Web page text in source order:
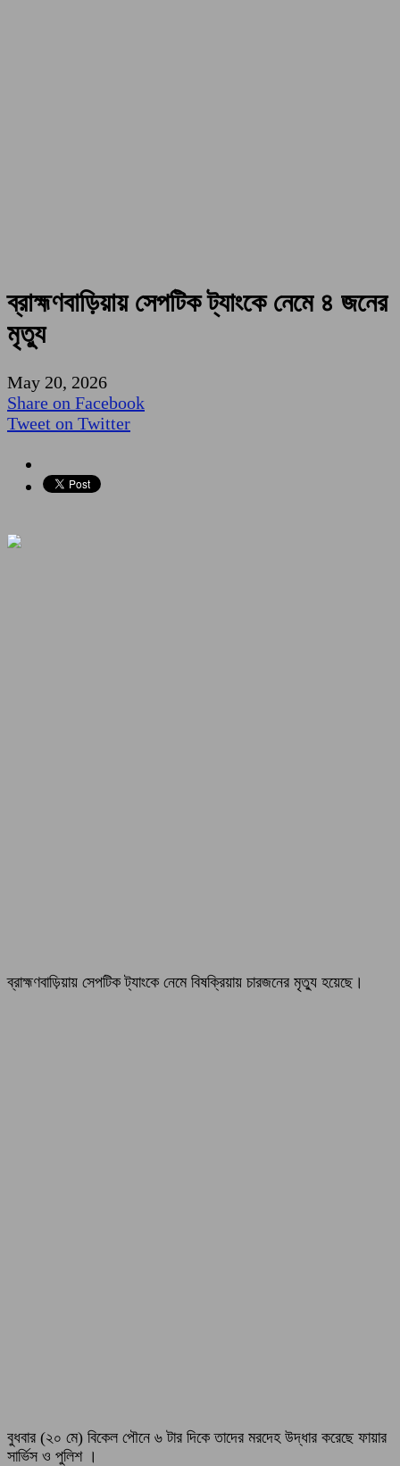
ব্রাহ্মণবাড়িয়ায় সেপটিক ট্যাংকে নেমে ৪ জনের
মৃত্যু
May 20, 2026
Share on Facebook
Tweet on Twitter
ব্রাহ্মণবাড়িয়ায় সেপটিক ট্যাংকে নেমে বিষক্রিয়ায় চারজনের মৃত্যু হয়েছে।
বুধবার (২০ মে) বিকেল পৌনে ৬ টার দিকে তাদের মরদেহ উদ্ধার করেছে ফায়ার
সার্ভিস ও পুলিশ ।